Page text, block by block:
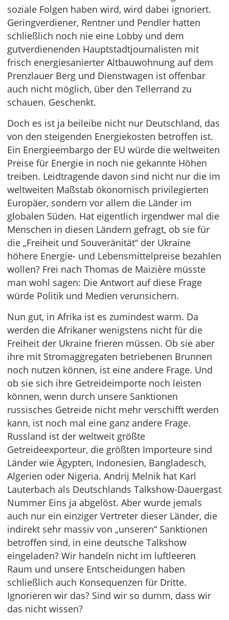
soziale Folgen haben wird, wird dabei ignoriert.
Geringverdiener, Rentner und Pendler hatten
schließlich noch nie eine Lobby und dem
gutverdienenden Hauptstadtjournalisten mit
frisch energiesanierter Altbauwohnung auf dem
Prenzlauer Berg und Dienstwagen ist offenbar
auch nicht möglich, über den Tellerrand zu
schauen. Geschenkt.
Doch es ist ja beileibe nicht nur Deutschland, das
von den steigenden Energiekosten betroffen ist.
Ein Energieembargo der EU würde die weltweiten
Preise für Energie in noch nie gekannte Höhen
treiben. Leidtragende davon sind nicht nur die im
weltweiten Maßstab ökonomisch privilegierten
Europäer, sondern vor allem die Länder im
globalen Süden. Hat eigentlich irgendwer mal die
Menschen in diesen Ländern gefragt, ob sie für
die „Freiheit und Souveränität“ der Ukraine
höhere Energie- und Lebensmittelpreise bezahlen
wollen? Frei nach Thomas de Maizière müsste
man wohl sagen: Die Antwort auf diese Frage
würde Politik und Medien verunsichern.
Nun gut, in Afrika ist es zumindest warm. Da
werden die Afrikaner wenigstens nicht für die
Freiheit der Ukraine frieren müssen. Ob sie aber
ihre mit Stromaggregaten betriebenen Brunnen
noch nutzen können, ist eine andere Frage. Und
ob sie sich ihre Getreideimporte noch leisten
können, wenn durch unsere Sanktionen
russisches Getreide nicht mehr verschifft werden
kann, ist noch mal eine ganz andere Frage.
Russland ist der weltweit größte
Getreideexporteur, die größten Importeure sind
Länder wie Ägypten, Indonesien, Bangladesch,
Algerien oder Nigeria. Andrij Melnik hat Karl
Lauterbach als Deutschlands Talkshow-Dauergast
Nummer Eins ja abgelöst. Aber wurde jemals
auch nur ein einziger Vertreter dieser Länder, die
indirekt sehr massiv von „unseren“ Sanktionen
betroffen sind, in eine deutsche Talkshow
eingeladen? Wir handeln nicht im luftleeren
Raum und unsere Entscheidungen haben
schließlich auch Konsequenzen für Dritte.
Ignorieren wir das? Sind wir so dumm, dass wir
das nicht wissen?